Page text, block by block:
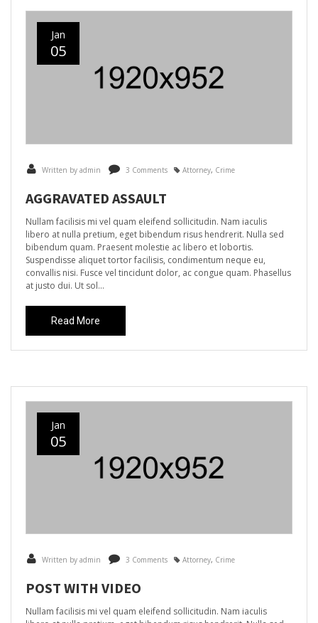
Jan
05
Written by admin 3 Comments Attorney, Crime
AGGRAVATED ASSAULT
Nullam facilisis mi vel quam eleifend sollicitudin. Nam iaculis
libero at nulla pretium, eget bibendum risus hendrerit. Nulla sed
bibendum quam. Praesent molestie ac libero et lobortis.
Suspendisse aliquet tortor facilisis, condimentum neque eu,
convallis nisi. Fusce vel tincidunt dolor, ac congue quam. Phasellus
at justo dui. Ut sol...
Read More
Jan
05
Written by admin 3 Comments Attorney, Crime
POST WITH VIDEO
Nullam facilisis mi vel quam eleifend sollicitudin. Nam iaculis